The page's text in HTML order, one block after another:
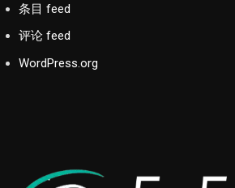
条目 feed
评论 feed
WordPress.org